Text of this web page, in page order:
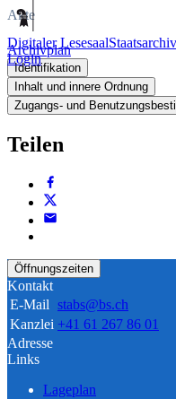
Digitaler Lesesaal
Login
Akte
Archivplan
Identifikation
Inhalt und innere Ordnung
Zugangs- und
Teilen
Öffnungszeiten
Kontakt
E-Mail stabs@bs.ch
Kanzlei +41 61 267 86 01
Adresse
Links
Lageplan